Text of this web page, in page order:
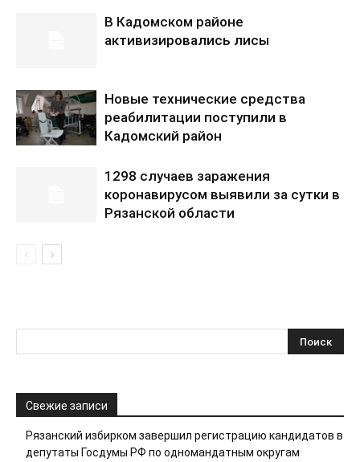
В Кадомском районе
активизировались лисы
Новые технические средства
реабилитации поступили в
Кадомский район
1298 случаев заражения
коронавирусом выявили за сутки в
Рязанской области
Свежие записи
Рязанский избирком завершил регистрацию кандидатов в
депутаты Госдумы РФ по одномандатным округам